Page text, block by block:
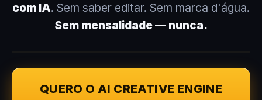
com IA. Sem saber editar. Sem marca d'água.
Sem mensalidade — nunca.
QUERO O AI CREATIVE ENGINE